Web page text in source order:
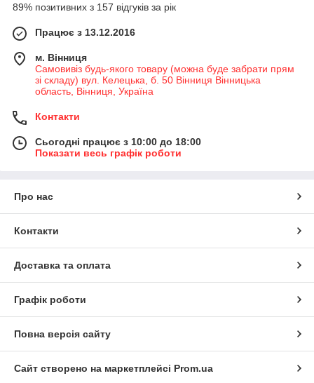
89% позитивних з 157 відгуків за рік
Працює з 13.12.2016
м. Вінниця
Самовивіз будь-якого товару (можна буде забрати прям
зі складу) вул. Келецька, б. 50 Вінниця Вінницька
область, Вінниця, Україна
Контакти
Сьогодні працює з 10:00 до 18:00
Показати весь графік роботи
Про нас
Контакти
Доставка та оплата
Графік роботи
Повна версія сайту
Сайт створено на маркетплейсі Prom.ua